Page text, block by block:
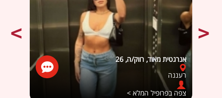
אנרגטית מאוד, רווק/ה, 26
רעננה
צפה בפרופיל המלא >